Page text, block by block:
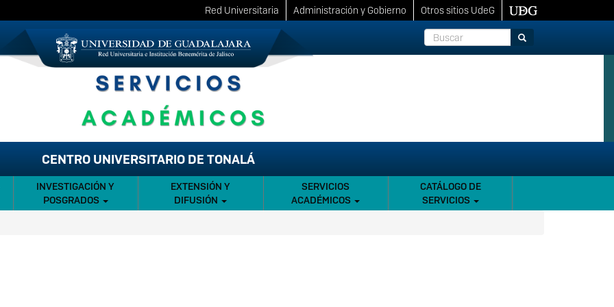
Red Universitaria Administración y Gobierno
Otros sitios UdeG
Buscar
Buscar
CENTRO UNIVERSITARIO DE TONALÁ
INVESTIGACIÓN Y
POSGRADOS
EXTENSIÓN Y
DIFUSIÓN
SERVICIOS
ACADÉMICOS
CATÁLOGO DE
SERVICIOS